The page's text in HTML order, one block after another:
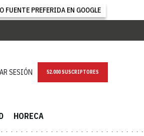
FUENTE PREFERIDA EN GOOGLE
SESIÓN NEWSLETTER
HORECA